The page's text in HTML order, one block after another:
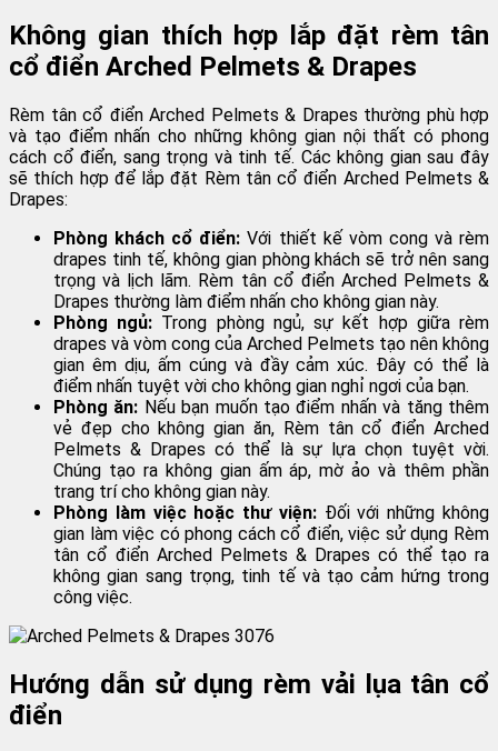
Không gian thích hợp lắp đặt rèm tân
cổ điển Arched Pelmets & Drapes
Rèm tân cổ điển Arched Pelmets & Drapes thường phù hợp
và tạo điểm nhấn cho những không gian nội thất có phong
cách cổ điển, sang trọng và tinh tế. Các không gian sau đây
sẽ thích hợp để lắp đặt Rèm tân cổ điển Arched Pelmets &
Drapes:
Phòng khách cổ điển: Với thiết kế vòm cong và rèm
drapes tinh tế, không gian phòng khách sẽ trở nên sang
trọng và lịch lãm. Rèm tân cổ điển Arched Pelmets &
Drapes thường làm điểm nhấn cho không gian này.
Phòng ngủ: Trong phòng ngủ, sự kết hợp giữa rèm
drapes và vòm cong của Arched Pelmets tạo nên không
gian êm dịu, ấm cúng và đầy cảm xúc. Đây có thể là
điểm nhấn tuyệt vời cho không gian nghỉ ngơi của bạn.
Phòng ăn: Nếu bạn muốn tạo điểm nhấn và tăng thêm
vẻ đẹp cho không gian ăn, Rèm tân cổ điển Arched
Pelmets & Drapes có thể là sự lựa chọn tuyệt vời.
Chúng tạo ra không gian ấm áp, mờ ảo và thêm phần
trang trí cho không gian này.
Phòng làm việc hoặc thư viện:Đối với những không
gian làm việc có phong cách cổ điển, việc sử dụng Rèm
tân cổ điển Arched Pelmets & Drapes có thể tạo ra
không gian sang trọng, tinh tế và tạo cảm hứng trong
công việc.
Hướng dẫn sử dụng rèm vải lụa tân cổ
điển